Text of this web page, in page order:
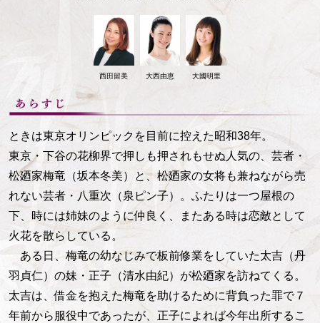
西田留美 大西由恵 大國明里
ときは東京オリンピックを目前に控えた昭和38年。
東京・下谷の花柳界で押しも押されもせぬ人気の、芸者・
松廼家梅竜（坂本冬美）と、松廼家の女将も兼ねながら売
れない芸者・八重次（泉ピン子）。ふたりは一つ屋根の
下、時には姉妹のように仲良く、またある時は恋敵として
火花を散らしている。
ある日、梅竜の幼なじみで板前修業をしていた太吉（丹
羽貞仁）の妹・正子（清水由紀）が松廼家を訪ねてくる。
太吉は、借金を抱えた梅竜を助けるために背負った罪で７
年前から服役中であったが、正子によれば今年出所するこ